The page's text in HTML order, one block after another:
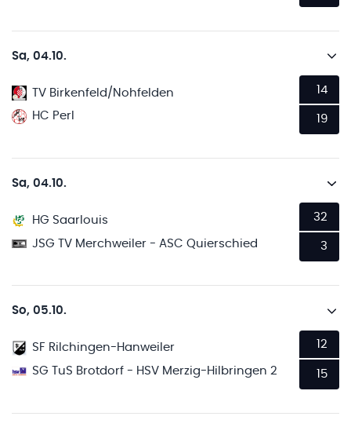
Sa, 04.10.
TV Birkenfeld/Nohfelden
HC Perl
14
19
Sa, 04.10.
HG Saarlouis
JSG TV Merchweiler - ASC Quierschied
32
3
So, 05.10.
SF Rilchingen-Hanweiler
SG TuS Brotdorf - HSV Merzig-Hilbringen 2
12
15